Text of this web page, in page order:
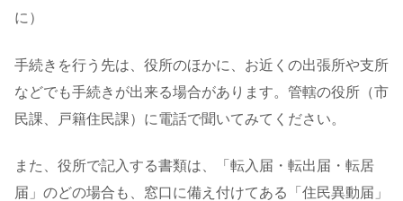
に）
手続きを行う先は、役所のほかに、お近くの出張所や支所
などでも手続きが出来る場合があります。管轄の役所（市
民課、戸籍住民課）に電話で聞いてみてください。
また、役所で記入する書類は、「転入届・転出届・転居
届」のどの場合も、窓口に備え付けてある「住民異動届」